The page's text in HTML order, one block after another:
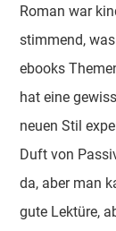
Roman war
stimmend,
ebooks
hat eine
neuen Stil
Duft von
da, aber man
gute Lektüre,